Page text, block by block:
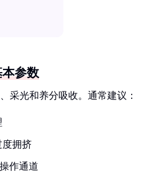
参数
采光和养分吸收。通常建议：
度拥挤
作通道